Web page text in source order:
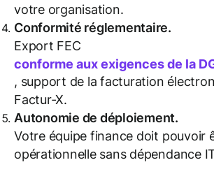
votre organisation.
Conformité réglementaire.
Export FEC
conforme aux exigences de la
, support de la facturation
Factur-X.
Autonomie de déploiement.
Votre équipe finance doit pouvoir
opérationnelle sans dépendance